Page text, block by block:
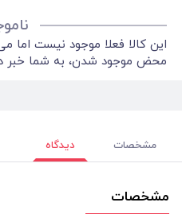
این کالا فعلا موجود نیست اما
محض موجود شدن، به شما خبر
مشخصات دیدگاه
مشخصات